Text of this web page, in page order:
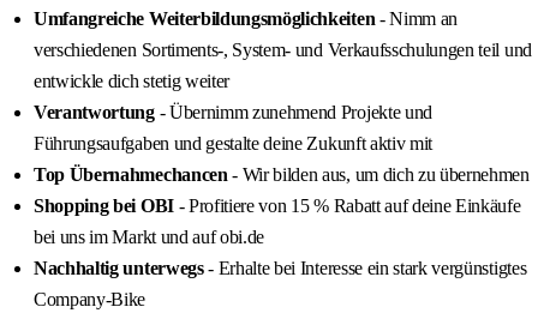
Umfangreiche Weiterbildungsmöglichkeiten - Nimm an
verschiedenen Sortiments-, System- und Verkaufsschulungen teil und
entwickle dich stetig weiter
Verantwortung- Übernimm zunehmend Projekte und
Führungsaufgaben und gestalte deine Zukunft aktiv mit
Top Übernahmechancen - Wir bilden aus, um dich zu übernehmen
Shopping bei OBI - Profitiere von 15 % Rabatt auf deine Einkäufe
bei uns im Markt und auf obi.de
Nachhaltig unterwegs- Erhalte bei Interesse ein stark vergünstigtes
Company-Bike